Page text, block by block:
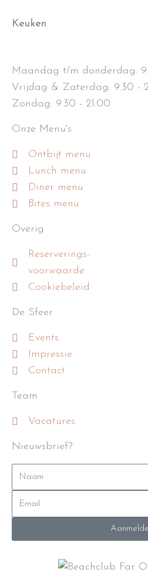
Keuken
Maandag t/m donderdag:
Vrijdag & Zaterdag: 9.30 -
Zondag: 9.30 - 21.00
Onze Menu's
Ontbijt menu
Lunch menu
Diner menu
Bites menu
Overig
Reserverings-
voorwaarde
Cookiebeleid
De Sfeer
Events
Impressie
Contact
Team
Vacatures
Nieuwsbrief?
Naam
Email